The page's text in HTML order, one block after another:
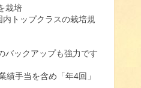
栽培
トップクラスの栽培規
バックアップも強力です
績手当を含め「年4回」